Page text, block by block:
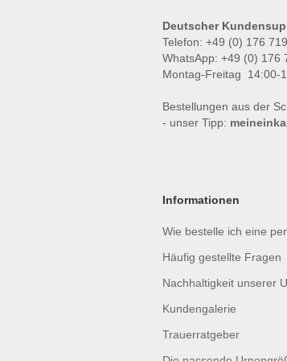
Deutscher
Telefon: +49 (0) 176
WhatsApp: +49 (0) 176
Montag-Freitag 14:00-
Bestellungen aus der
- unser Tipp:
Informationen
Wie bestelle ich eine
Häufig gestellte Fragen
Nachhaltigkeit unserer
Kundengalerie
Trauerratgeber